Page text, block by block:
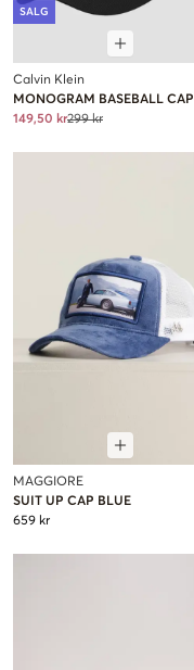
SALG
Calvin Klein
MONOGRAM BASEBALL CAP
149,50 kr299 kr
MAGGIORE
SUIT UP CAP BLUE
659 kr